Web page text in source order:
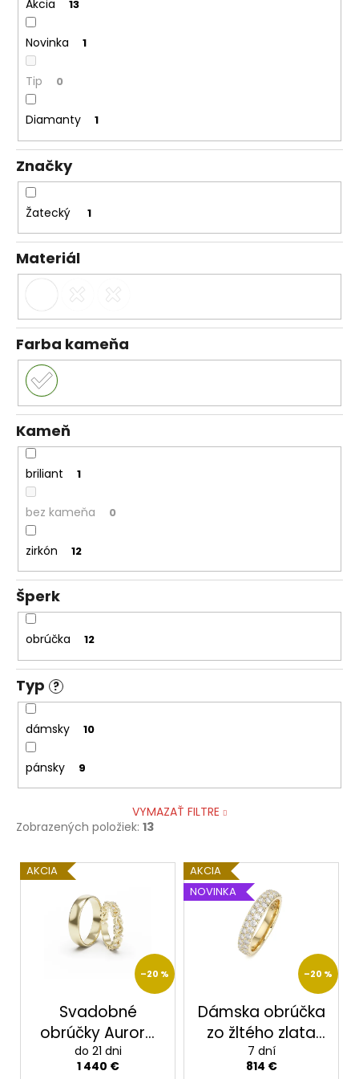
Akcia 13
Novinka 1
Tip 0
Diamanty 1
Značky
Žatecký 1
Materiál
Farba kameňa
Kameň
briliant 1
bez kameňa 0
zirkón 12
Šperk
obrúčka 12
Typ ?
dámsky 10
pánsky 9
VYMAZAŤ FILTRE
Zobrazených položiek: 13
V
ý
AKCIA
–20 %
Svadobné
obrúčky Aurora
zo žltého 14 k
do 21 dni
1 440 €
AKCIA
NOVINKA
–20 %
Dámska obrúčka
zo žltého zlata
so zirkónmi – 3,5
7 dní
814 €
a
m